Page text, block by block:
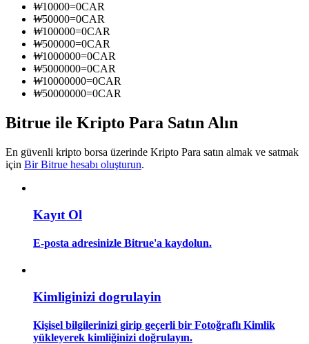
Bilgi
Ticaret bilgileri vb. dahil olmak üzere büyük veri analizi.
Rehber
₩10000=0CAR
₩50000=0CAR
₩100000=0CAR
₩500000=0CAR
₩1000000=0CAR
₩5000000=0CAR
₩10000000=0CAR
₩50000000=0CAR
Bitrue ile Kripto Para Satın Alın
En güvenli kripto borsa üzerinde Kripto Para satın almak ve satmak
için Bir Bitrue hesabı oluşturun.
Kayıt Ol
E-posta adresinizle Bitrue'a kaydolun.
Kimliginizi dogrulayin
Kişisel bilgilerinizi girip geçerli bir Fotoğraflı Kimlik
yükleyerek kimliğinizi doğrulayın.